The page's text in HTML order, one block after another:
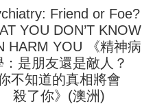
Friend or Foe?
YOU DON’T KNOW
HARM YOU 《精神病
：是朋友還是敵人？
不知道的真相將會
殺了你》(澳洲)